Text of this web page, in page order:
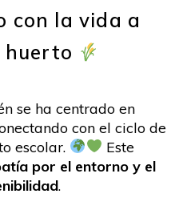
con la vida a
huerto
se ha centrado en
con el ciclo de
escolar.
Este
por el entorno y el
.